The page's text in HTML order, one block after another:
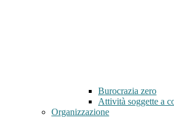
Burocrazia zero
Attività soggette a
Organizzazione